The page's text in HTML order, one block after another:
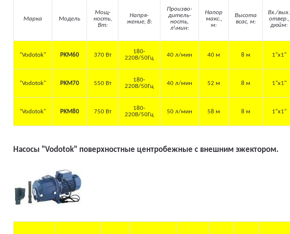
Марка Модель
Мощ-
ность,
Вт:
Напря-
жение, В:
Произво-
дитель-
ность,
л\мин:
Напор
макс.,
м:
Высота
всас, м:
Вх./вых.
отвер.,
дюйм:
"Vodotok" PKM60 370 Вт
180-
220В/50Гц
40 л/мин 40 м 8 м 1"х1"
"Vodotok" PKM70 550 Вт
180-
220В/50Гц
40 л/мин 52 м 8 м 1"х1"
"Vodotok" PKM80 750 Вт
180-
220В/50Гц
50 л/мин 58 м 8 м 1"х1"
Насосы "Vodotok" поверхностные центробежные с внешним эжектором.